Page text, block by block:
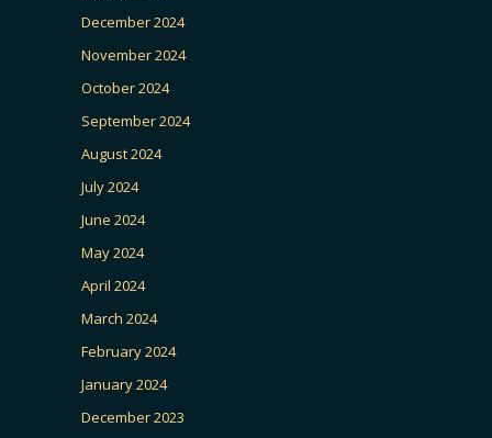
December 2024
November 2024
October 2024
September 2024
August 2024
July 2024
June 2024
May 2024
April 2024
March 2024
February 2024
January 2024
December 2023